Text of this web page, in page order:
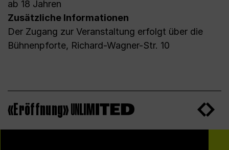
ab 18 Jahren
Zusätzliche Informationen
Der Zugang zur Veranstaltung erfolgt über die
Bühnenpforte, Richard-Wagner-Str. 10
«Eröffnung»